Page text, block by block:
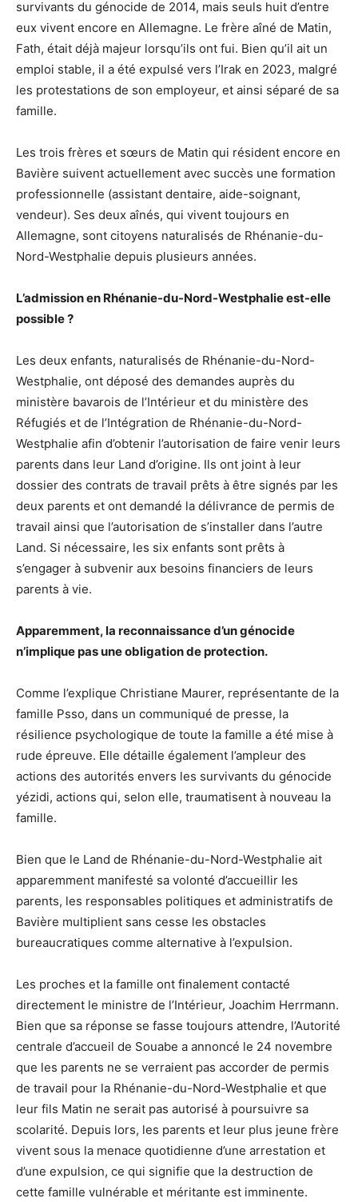
survivants du génocide de 2014, mais seuls huit d’entre
eux vivent encore en Allemagne. Le frère aîné de Matin,
Fath, était déjà majeur lorsqu’ils ont fui. Bien qu’il ait un
emploi stable, il a été expulsé vers l’Irak en 2023, malgré
les protestations de son employeur, et ainsi séparé de sa
famille.
Les trois frères et sœurs de Matin qui résident encore en
Bavière suivent actuellement avec succès une formation
professionnelle (assistant dentaire, aide-soignant,
vendeur). Ses deux aînés, qui vivent toujours en
Allemagne, sont citoyens naturalisés de Rhénanie-du-
Nord-Westphalie depuis plusieurs années.
L’admission en Rhénanie-du-Nord-Westphalie est-elle
possible ?
Les deux enfants, naturalisés de Rhénanie-du-Nord-
Westphalie, ont déposé des demandes auprès du
ministère bavarois de l’Intérieur et du ministère des
Réfugiés et de l’Intégration de Rhénanie-du-Nord-
Westphalie afin d’obtenir l’autorisation de faire venir leurs
parents dans leur Land d’origine. Ils ont joint à leur
dossier des contrats de travail prêts à être signés par les
deux parents et ont demandé la délivrance de permis de
travail ainsi que l’autorisation de s’installer dans l’autre
Land. Si nécessaire, les six enfants sont prêts à
s’engager à subvenir aux besoins financiers de leurs
parents à vie.
Apparemment, la reconnaissance d’un génocide
n’implique pas une obligation de protection.
Comme l’explique Christiane Maurer, représentante de la
famille Psso, dans un communiqué de presse, la
résilience psychologique de toute la famille a été mise à
rude épreuve. Elle détaille également l’ampleur des
actions des autorités envers les survivants du génocide
yézidi, actions qui, selon elle, traumatisent à nouveau la
famille.
Bien que le Land de Rhénanie-du-Nord-Westphalie ait
apparemment manifesté sa volonté d’accueillir les
parents, les responsables politiques et administratifs de
Bavière multiplient sans cesse les obstacles
bureaucratiques comme alternative à l’expulsion.
Les proches et la famille ont finalement contacté
directement le ministre de l’Intérieur, Joachim Herrmann.
Bien que sa réponse se fasse toujours attendre, l’Autorité
centrale d’accueil de Souabe a annoncé le 24 novembre
que les parents ne se verraient pas accorder de permis
de travail pour la Rhénanie-du-Nord-Westphalie et que
leur fils Matin ne serait pas autorisé à poursuivre sa
scolarité. Depuis lors, les parents et leur plus jeune frère
vivent sous la menace quotidienne d’une arrestation et
d’une expulsion, ce qui signifie que la destruction de
cette famille vulnérable et méritante est imminente.